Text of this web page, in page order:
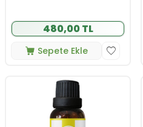
480,00 TL
Sepete Ekle